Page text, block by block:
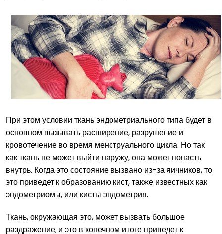
При этом условии ткань эндометриального типа будет в
основном вызывать расширение, разрушение и
кровотечение во время менструального цикла. Но так
как ткань не может выйти наружу, она может попасть
внутрь. Когда это состояние вызвано из-за яичников, то
это приведет к образованию кист, также известных как
эндометриомы, или кисты эндометрия.
Ткань, окружающая это, может вызвать большое
раздражение, и это в конечном итоге приведет к